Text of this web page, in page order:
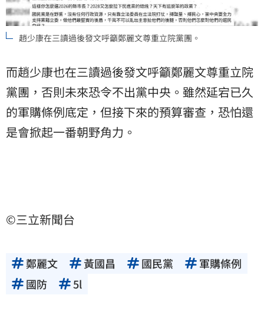
趙少康在三讀過後發文呼籲鄭麗文尊重立院黨團。
而趙少康也在三讀過後發文呼籲鄭麗文尊重立院
黨團，否則未來恐令不出黨中央。雖然延宕已久
的軍購條例底定，但接下來的預算審查，恐怕還
是會掀起一番朝野角力。
©三立新聞台
鄭麗文 黃國昌 國民黨
軍購條例
國防
5l